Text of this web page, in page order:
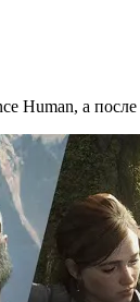
Human, а